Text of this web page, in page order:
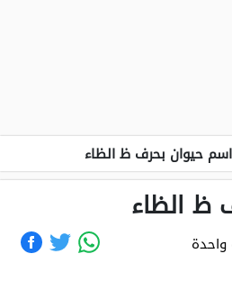
اسم حيوان بحرف ظ الظاء
ظ الظاء